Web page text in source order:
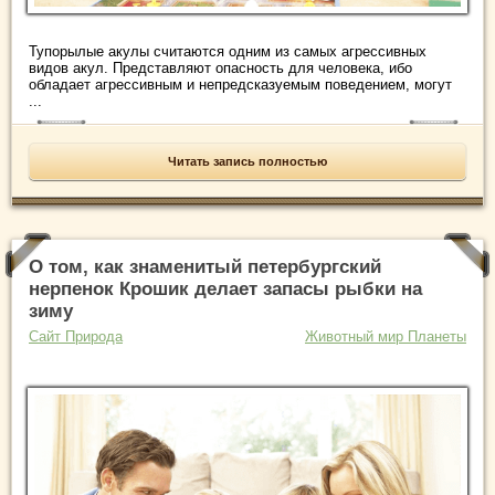
Тупорылые акулы считаются одним из самых агрессивных
видов акул. Представляют опасность для человека, ибо
обладает агрессивным и непредсказуемым поведением, могут
Читать запись полностью
О том, как знаменитый петербургский
нерпенок Крошик делает запасы рыбки на
зиму
Сайт Природа Животный мир Планеты